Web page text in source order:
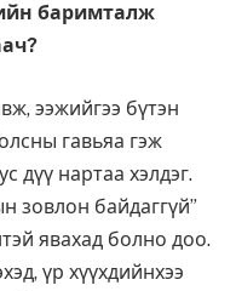
баримталж
ээжийгээ бүтэн
гавьяа гэж
дүү нартаа хэлдэг.
зовлон байдаггүй”
явахад болно доо.
үр хүүхдийнхээ